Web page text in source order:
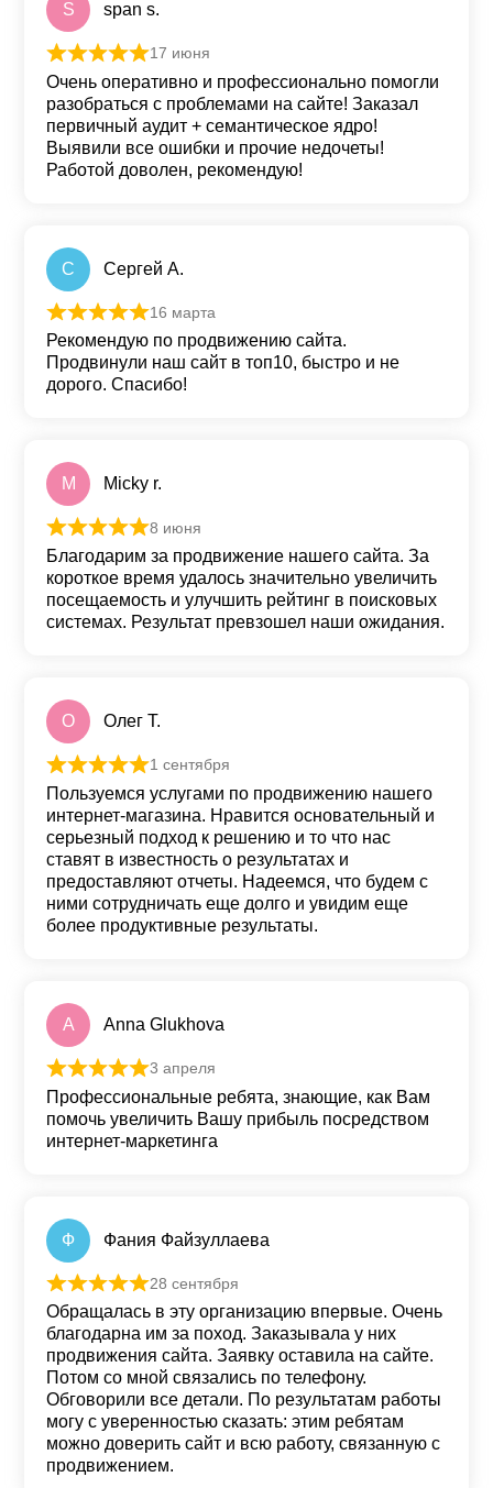
S span s.
Оценка
17 июня
Очень оперативно и профессионально помогли
разобраться с проблемами на сайте! Заказал
первичный аудит + семантическое ядро!
Выявили все ошибки и прочие недочеты!
Работой доволен, рекомендую!
С Сергей А.
Оценка из 5
16 марта
Рекомендую по продвижению сайта.
Продвинули наш сайт в топ10, быстро и не
дорого. Спасибо!
M Micky r.
Оценка
8 июня
Благодарим за продвижение нашего сайта. За
короткое время удалось значительно увеличить
посещаемость и улучшить рейтинг в поисковых
системах. Результат превзошел наши ожидания.
О Олег Т.
Оценка
1 сентября
Пользуемся услугами по продвижению нашего
интернет-магазина. Нравится основательный и
серьезный подход к решению и то что нас
ставят в известность о результатах и
предоставляют отчеты. Надеемся, что будем с
ними сотрудничать еще долго и увидим еще
более продуктивные результаты.
A Anna Glukhova
Оценка из 5
3 апреля
Профессиональные ребята, знающие, как Вам
помочь увеличить Вашу прибыль посредством
интернет-маркетинга
Ф Фания Файзуллаева
Оценка
28 сентября
Обращалась в эту организацию впервые. Очень
благодарна им за поход. Заказывала у них
продвижения сайта. Заявку оставила на сайте.
Потом со мной связались по телефону.
Обговорили все детали. По результатам работы
могу с уверенностью сказать: этим ребятам
можно доверить сайт и всю работу, связанную с
продвижением.